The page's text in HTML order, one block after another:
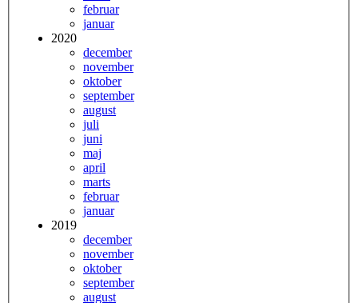
februar
januar
2020
december
november
oktober
september
august
juli
juni
maj
april
marts
februar
januar
2019
december
november
oktober
september
august